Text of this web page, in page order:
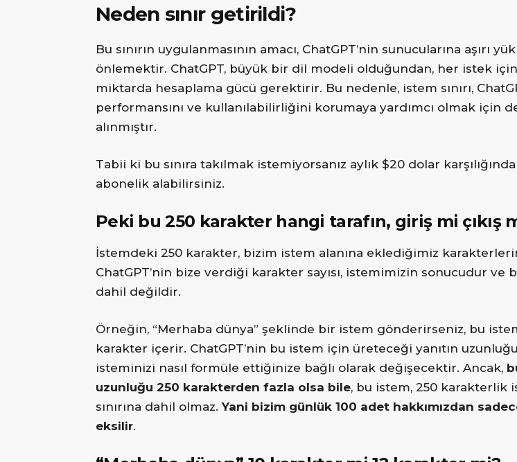
Neden sınır getirildi?
Bu sınırın uygulanmasının amacı, ChatGPT’nin sunucularına aşırı
önlemektir. ChatGPT, büyük bir dil modeli olduğundan, her istek
miktarda hesaplama gücü gerektirir. Bu nedenle, istem sınırı,
performansını ve kullanılabilirliğini korumaya yardımcı olmak için
alınmıştır.
Tabii ki bu sınıra takılmak istemiyorsanız aylık $20 dolar
abonelik alabilirsiniz.
Peki bu 250 karakter hangi tarafın, giriş mi çıkış
İstemdeki 250 karakter, bizim istem alanına eklediğimiz karakterlerin
ChatGPT’nin bize verdiği karakter sayısı, istemimizin sonucudur ve
dahil değildir.
Örneğin, “Merhaba dünya” şeklinde bir istem gönderirseniz, bu
karakter içerir. ChatGPT’nin bu istem için üreteceği yanıtın
isteminizi nasıl formüle ettiğinize bağlı olarak değişecektir. Ancak,
uzunluğu 250 karakterden fazla olsa bile, bu istem, 250 karakterlik
sınırına dahil olmaz.Yani bizim günlük 100 adet hakkımızdan
eksilir.